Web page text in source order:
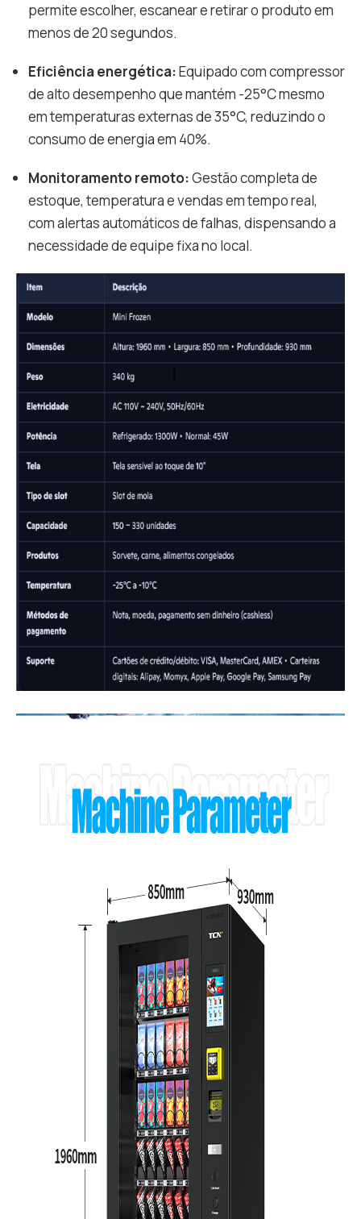
permite escolher, escanear e retirar o produto em
menos de 20 segundos.
Eficiência energética:Equipado com compressor
de alto desempenho que mantém -25°C mesmo
em temperaturas externas de 35°C, reduzindo o
consumo de energia em 40%.
Monitoramento remoto:Gestão completa de
estoque, temperatura e vendas em tempo real,
com alertas automáticos de falhas, dispensando a
necessidade de equipe fixa no local.